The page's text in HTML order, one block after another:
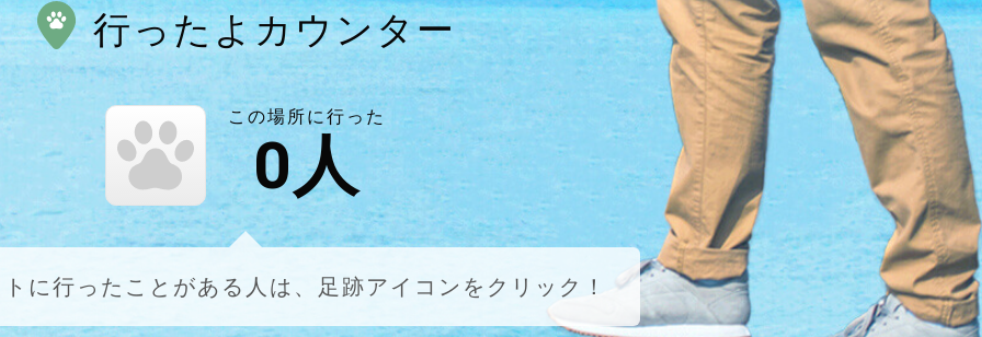
行ったよカウンター
この場所に行った
0人
に行ったことがある人は、足跡アイコンをクリック！